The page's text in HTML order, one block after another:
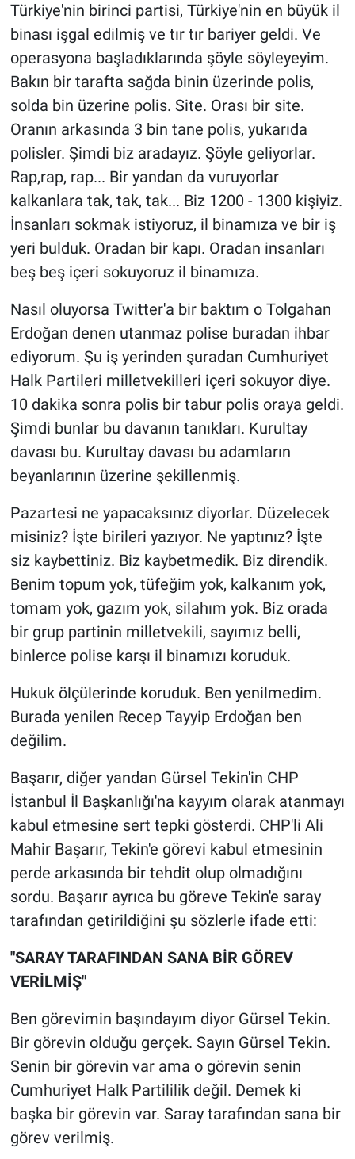
Türkiye'nin birinci partisi, Türkiye'nin en büyük il
binası işgal edilmiş ve tır tır bariyer geldi. Ve
operasyona başladıklarında şöyle söyleyeyim.
Bakın bir tarafta sağda binin üzerinde polis,
solda bin üzerine polis. Site. Orası bir site.
Oranın arkasında 3 bin tane polis, yukarıda
polisler. Şimdi biz aradayız. Şöyle geliyorlar.
Rap,rap, rap... Bir yandan da vuruyorlar
kalkanlara tak, tak, tak... Biz 1200 - 1300 kişiyiz.
İnsanları sokmak istiyoruz, il binamıza ve bir iş
yeri bulduk. Oradan bir kapı. Oradan insanları
beş beş içeri sokuyoruz il binamıza.
Nasıl oluyorsa Twitter'a bir baktım o Tolgahan
Erdoğan denen utanmaz polise buradan ihbar
ediyorum. Şu iş yerinden şuradan Cumhuriyet
Halk Partileri milletvekilleri içeri sokuyor diye.
10 dakika sonra polis bir tabur polis oraya geldi.
Şimdi bunlar bu davanın tanıkları. Kurultay
davası bu. Kurultay davası bu adamların
beyanlarının üzerine şekillenmiş.
Pazartesi ne yapacaksınız diyorlar. Düzelecek
misiniz? İşte birileri yazıyor. Ne yaptınız? İşte
siz kaybettiniz. Biz kaybetmedik. Biz direndik.
Benim topum yok, tüfeğim yok, kalkanım yok,
tomam yok, gazım yok, silahım yok. Biz orada
bir grup partinin milletvekili, sayımız belli,
binlerce polise karşı il binamızı koruduk.
Hukuk ölçülerinde koruduk. Ben yenilmedim.
Burada yenilen Recep Tayyip Erdoğan ben
değilim.
Başarır, diğer yandan Gürsel Tekin'in CHP
İstanbul İl Başkanlığı'na kayyım olarak atanmayı
kabul etmesine sert tepki gösterdi. CHP'li Ali
Mahir Başarır, Tekin'e görevi kabul etmesinin
perde arkasında bir tehdit olup olmadığını
sordu. Başarır ayrıca bu göreve Tekin'e saray
tarafından getirildiğini şu sözlerle ifade etti:
"SARAY TARAFINDAN SANA BİR GÖREV
VERİLMİŞ"
Ben görevimin başındayım diyor Gürsel Tekin.
Bir görevin olduğu gerçek. Sayın Gürsel Tekin.
Senin bir görevin var ama o görevin senin
Cumhuriyet Halk Partililik değil. Demek ki
başka bir görevin var. Saray tarafından sana bir
görev verilmiş.